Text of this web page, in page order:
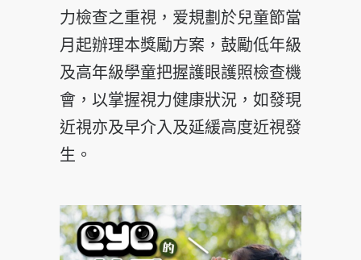
力檢查之重視，爱規劃於兒童節當
月起辦理本獎勵方案，鼓勵低年級
及高年級學童把握護眼護照檢查機
會，以掌握視力健康狀況，如發現
近視亦及早介入及延緩高度近視發
生。